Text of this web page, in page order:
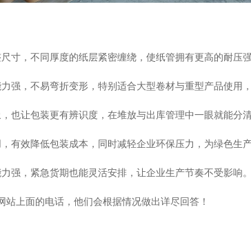
寸，不同厚度的纸层紧密缠绕，使纸管拥有更高的耐压
强，不易弯折变形，特别适合大型卷材与重型产品使用
也让包装更有辨识度，在堆放与出库管理中一眼就能分
有效降低包装成本，同时减轻企业环保压力，为绿色生
强，紧急货期也能灵活安排，让企业生产节奏不受影响
上面的电话，他们会根据情况做出详尽回答！